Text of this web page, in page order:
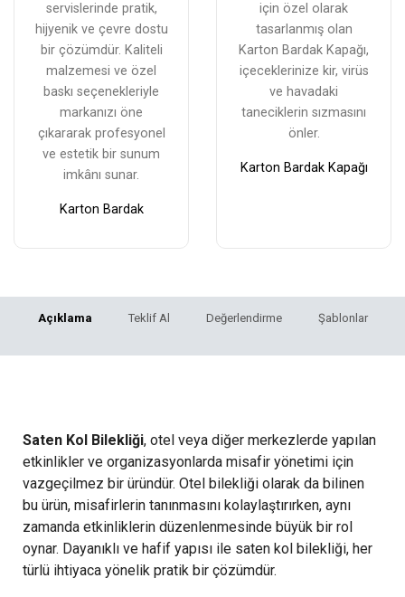
Açıklama Teklif Al Değerlendirme Şablonlar
Saten Kol Bilekliği, otel veya diğer merkezlerde yapılan
etkinlikler ve organizasyonlarda misafir yönetimi için
vazgeçilmez bir üründür. Otel bilekliği olarak da bilinen
bu ürün, misafirlerin tanınmasını kolaylaştırırken, aynı
zamanda etkinliklerin düzenlenmesinde büyük bir rol
oynar. Dayanıklı ve hafif yapısı ile saten kol bilekliği, her
türlü ihtiyaca yönelik pratik bir çözümdür.
servislerinde pratik,
hijyenik ve çevre dostu
bir çözümdür. Kaliteli
malzemesi ve özel
baskı seçenekleriyle
markanızı öne
çıkararak profesyonel
ve estetik bir sunum
imkânı sunar.
Karton Bardak
için özel olarak
tasarlanmış olan
Karton Bardak Kapağı,
içeceklerinize kir, virüs
ve havadaki
taneciklerin sızmasını
önler.
Karton Bardak Kapağı